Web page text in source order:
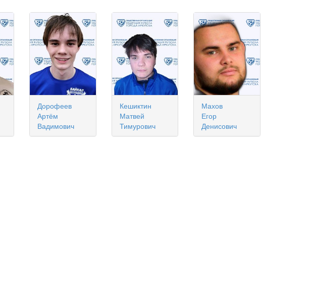
Дорофеев
Артём
Вадимович
Кешиктин
Матвей
Тимурович
Махов
Егор
Денисович